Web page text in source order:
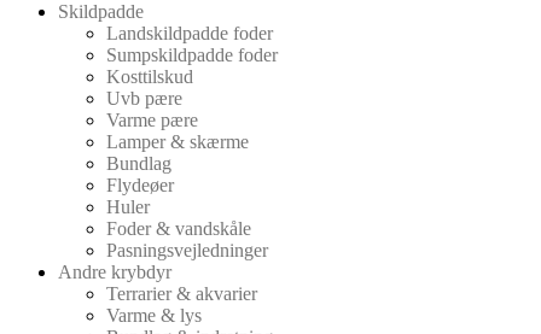
Skildpadde
Landskildpadde foder
Sumpskildpadde foder
Kosttilskud
Uvb pære
Varme pære
Lamper & skærme
Bundlag
Flydeøer
Huler
Foder & vandskåle
Pasningsvejledninger
Andre krybdyr
Terrarier & akvarier
Varme & lys